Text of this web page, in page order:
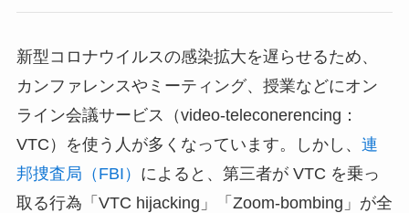
新型コロナウイルスの感染拡大を遅らせるため、
カンファレンスやミーティング、授業などにオン
ライン会議サービス（video-teleconerencing：
VTC）を使う人が多くなっています。しかし、 連
邦捜査局（FBI） によると、第三者が VTC を乗っ
取る行為「VTC hijacking」「Zoom-bombing」が全